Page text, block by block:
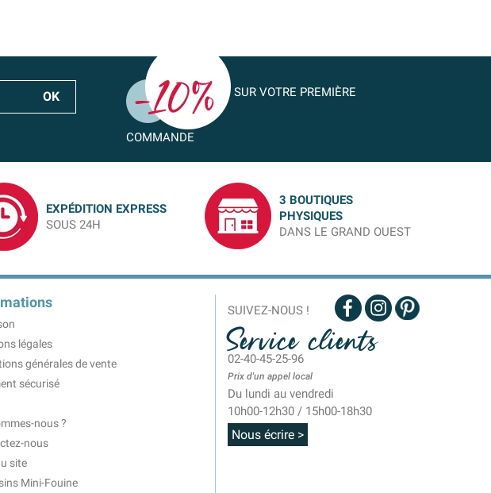
SUR VOTRE PREMIÈRE
COMMANDE
EXPÉDITION EXPRESS
SOUS 24H
3 BOUTIQUES
PHYSIQUES
DANS LE GRAND OUEST
légales
générales de vente
sécurisé
nous ?
nous
site
Mini-Fouine
SUIVEZ-NOUS !
Service clients
02-40-45-25-96
Prix d'un appel local
Du lundi au vendredi
10h00-12h30 / 15h00-18h30
Nous écrire >